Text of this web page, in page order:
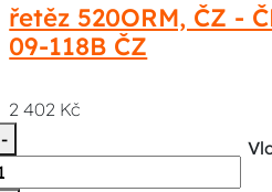
řetěz 520ORM, ČZ -
09-118B ČZ
2 402 Kč
-